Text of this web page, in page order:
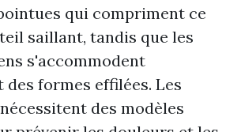
qui compriment ce
saillant, tandis que les
s'accommodent
formes effilées. Les
des modèles